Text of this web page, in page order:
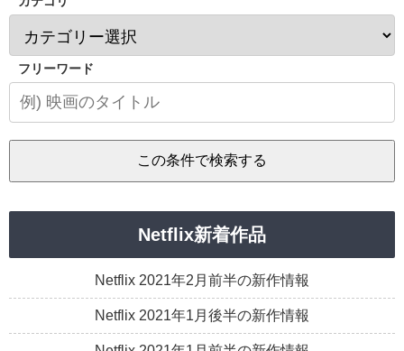
フリーワード
Netflix新着作品
Netflix 2021年2月前半の新作情報
Netflix 2021年1月後半の新作情報